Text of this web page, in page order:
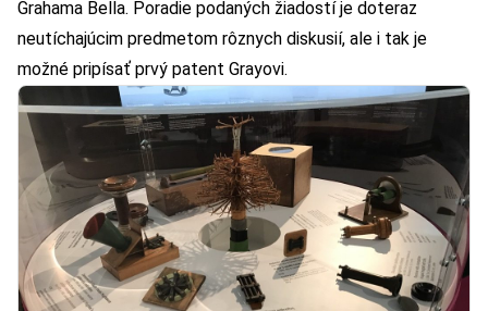
Grahama Bella. Poradie podaných žiadostí je doteraz
neutíchajúcim predmetom rôznych diskusií, ale i tak je
možné pripísať prvý patent Grayovi.